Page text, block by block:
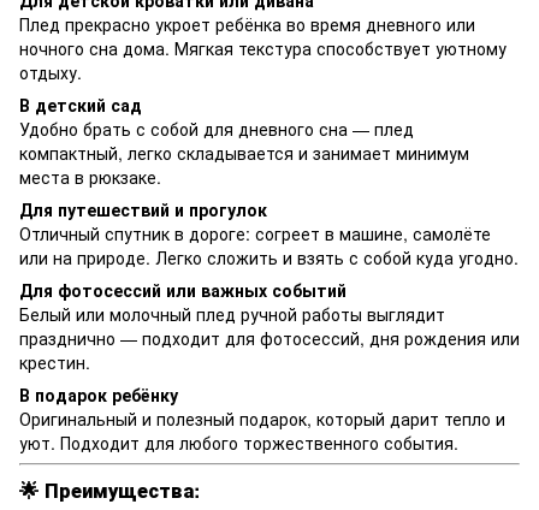
Плед прекрасно укроет ребёнка во время дневного или
ночного сна дома. Мягкая текстура способствует уютному
отдыху.
В детский сад
Удобно брать с собой для дневного сна — плед
компактный, легко складывается и занимает минимум
места в рюкзаке.
Для путешествий и прогулок
Отличный спутник в дороге: согреет в машине, самолёте
или на природе. Легко сложить и взять с собой куда угодно.
Для фотосессий или важных событий
Белый или молочный плед ручной работы выглядит
празднично — подходит для фотосессий, дня рождения или
крестин.
В подарок ребёнку
Оригинальный и полезный подарок, который дарит тепло и
уют. Подходит для любого торжественного события.
🌟 Преимущества: